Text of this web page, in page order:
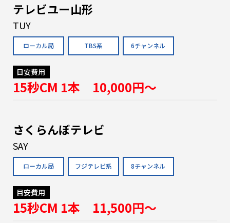
テレビユー山形
TUY
ローカル局 TBS系 6チャンネル
目安費用
15秒CM 1本 10,000円〜
さくらんぼテレビ
SAY
ローカル局 フジテレビ系 8チャンネル
目安費用
15秒CM 1本 11,500円〜